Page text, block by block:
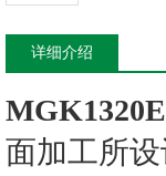
详细介绍
MGK1320E
面加工所